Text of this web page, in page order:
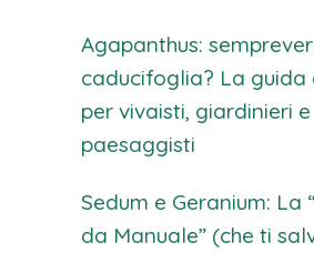
Agapanthus:
caducifoglia? La guida
per vivaisti, giardinieri e
paesaggisti
Sedum e Geranium: La
da Manuale” (che ti